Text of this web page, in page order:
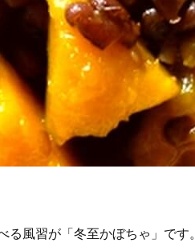
風習が「冬至かぼちゃ」です。